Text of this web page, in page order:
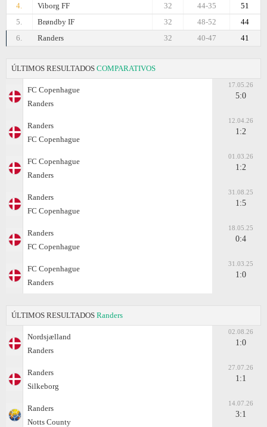
4.
Viborg FF 51
44-35
32
5.
Brøndby IF 44
48-52
32
6.
Randers 41
40-47
32
ÚLTIMOS RESULTADOS COMPARATIVOS
FC Copenhague
Randers
17.05.26
5:0
Randers
FC Copenhague
12.04.26
1:2
FC Copenhague
Randers
01.03.26
1:2
Randers
FC Copenhague
31.08.25
1:5
Randers
FC Copenhague
18.05.25
0:4
FC Copenhague
Randers
31.03.25
1:0
ÚLTIMOS RESULTADOS Randers
Nordsjælland
Randers
02.08.26
1:0
Randers
Silkeborg
27.07.26
1:1
Randers
Notts County
14.07.26
3:1